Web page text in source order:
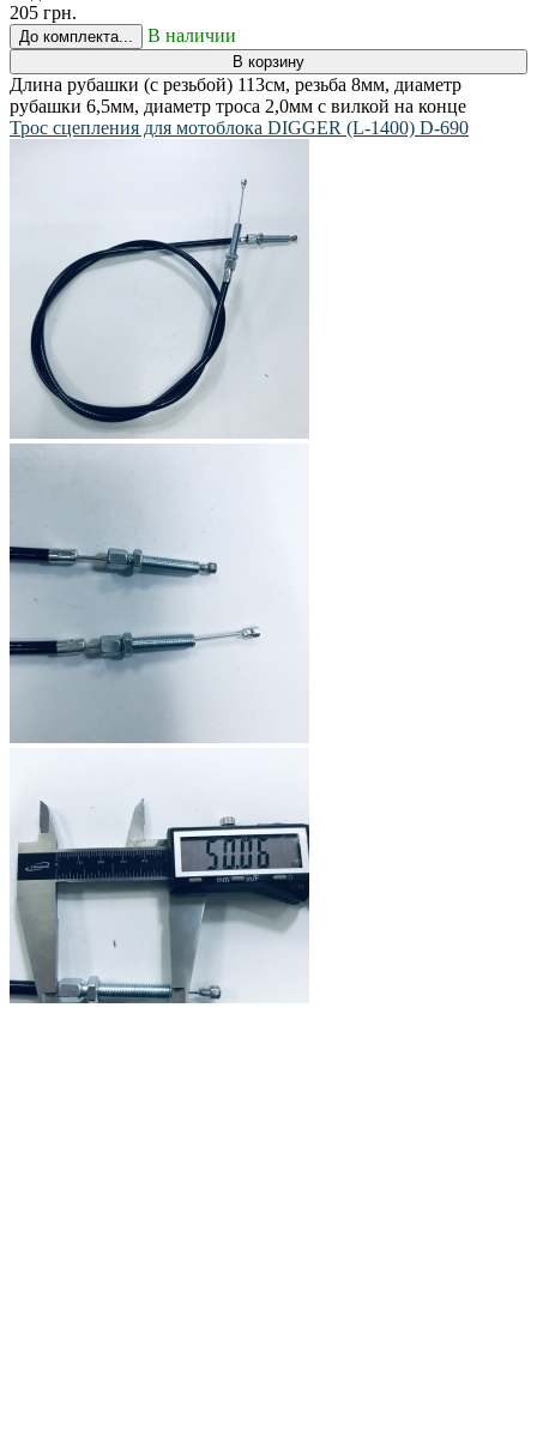
Код:TR6004
150 грн.
В корзину
Трос сцепления для мотоблока с вилкой D-2441
Код:TR1238
205 грн.
До комплекта...
В корзину
Длина рубашки (с резьбой) 113см, резьба 8мм, диаметр
рубашки 6,5мм, диаметр троса 2,0мм с вилкой на конце